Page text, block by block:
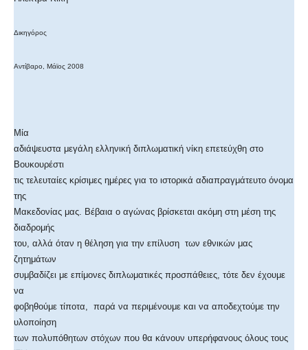
Δικηγόρος
Αντίβαρο, Μάϊος 2008
Μία
αδιάψευστα μεγάλη ελληνική διπλωματική νίκη επετεύχθη στο
Βουκουρέστι
τις τελευταίες κρίσιμες ημέρες για το ιστορικά αδιαπραγμάτευτο όνομα
της
Μακεδονίας μας. Βέβαια ο αγώνας βρίσκεται ακόμη στη μέση της
διαδρομής
του, αλλά όταν η θέληση για την επίλυση των εθνικών μας
ζητημάτων
συμβαδίζει με επίμονες διπλωματικές προσπάθειες, τότε δεν έχουμε
να
φοβηθούμε τίποτα, παρά να περιμένουμε και να αποδεχτούμε την
υλοποίηση
των πολυπόθητων στόχων που θα κάνουν υπερήφανους όλους τους